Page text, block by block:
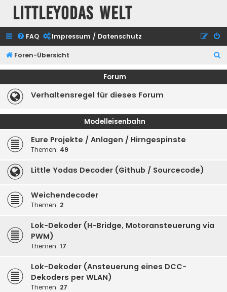
Littleyodas Welt
FAQ Impressum / Datenschutz
Foren-Übersicht
u
Forum
Verhaltensregel für dieses Forum
Modelleisenbahn
Eure Projekte / Anlagen / Hirngespinste
Themen: 49
Little Yodas Decoder (Github / Sourcecode)
Weichendecoder
Themen: 2
Lok-Dekoder (H-Bridge, Motoransteuerung via
PWM)
Themen: 17
Lok-Dekoder (Ansteuerung eines DCC-
Dekoders per WLAN)
Themen: 27